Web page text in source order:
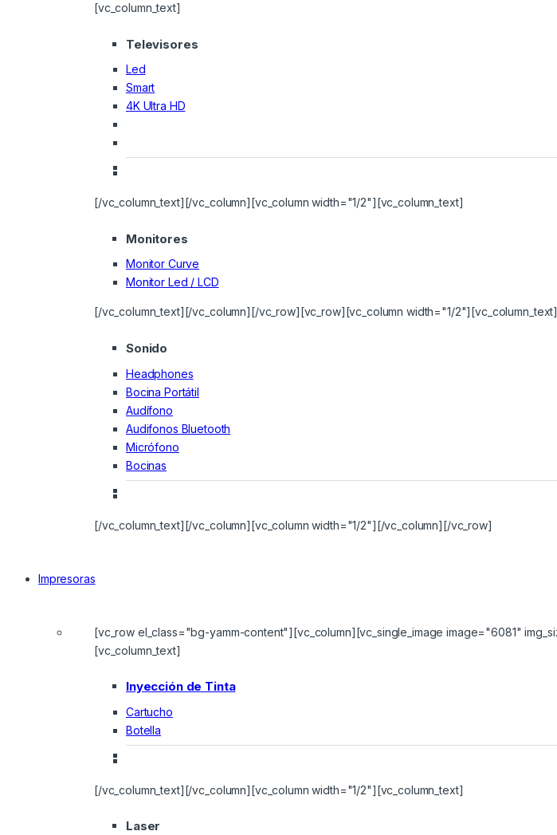
[vc_column_text]
Televisores
Led
Smart
4K Ultra HD
[/vc_column_text][/vc_column][vc_column width="1/2"][vc_column_text]
Monitores
Monitor Curve
Monitor Led / LCD
[/vc_column_text][/vc_column][/vc_row][vc_row][vc_column width="1/2"][vc_column_text]
Sonido
Headphones
Bocina Portátil
Audífono
Audifonos Bluetooth
Micrófono
Bocinas
[/vc_column_text][/vc_column][vc_column width="1/2"][/vc_column][/vc_row]
Impresoras
[vc_row el_class="bg-yamm-content"][vc_column][vc_single_image image="6081"
[vc_column_text]
Inyección de Tinta
Cartucho
Botella
[/vc_column_text][/vc_column][vc_column width="1/2"][vc_column_text]
Laser